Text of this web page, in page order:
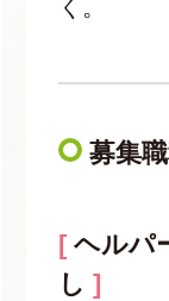
く。
募集
ヘルパ
し